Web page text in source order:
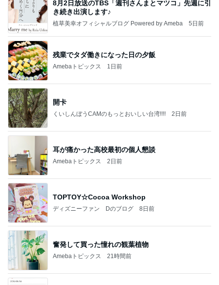
8月2日放送のTBS「週刊さんまとマツコ」先週に引
き続き出演します♪
植草美幸オフィシャルブログ Powered by Ameba 5日前
残業でタダ働きになった日の夕飯
Amebaトピックス 1日前
開卡
くいしんぼうCAMのもっとおいしい台湾!!!! 2日前
耳が痛かった高校最初の個人懇談
Amebaトピックス 2日前
TOPTOY☆Cocoa Workshop
ディズニーファン Dのブログ 8日前
奮発して買った憧れの観葉植物
Amebaトピックス 21時間前